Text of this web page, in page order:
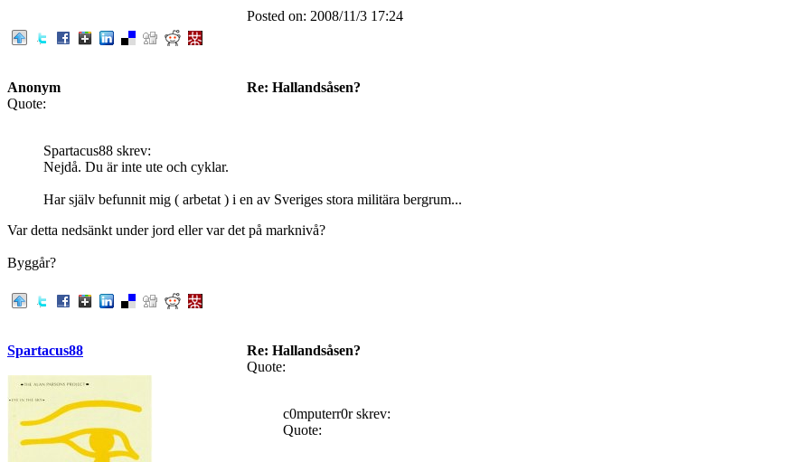
Posted on: 2008/11/3 17:24
Anonym
Re: Hallandsåsen?
Quote:
Spartacus88 skrev:
Nejdå. Du är inte ute och cyklar.
Har själv befunnit mig ( arbetat ) i en av Sveriges stora militära bergrum...
Var detta nedsänkt under jord eller var det på marknivå?
Byggår?
Spartacus88
Re: Hallandsåsen?
Quote:
c0mputerr0r skrev:
Quote: